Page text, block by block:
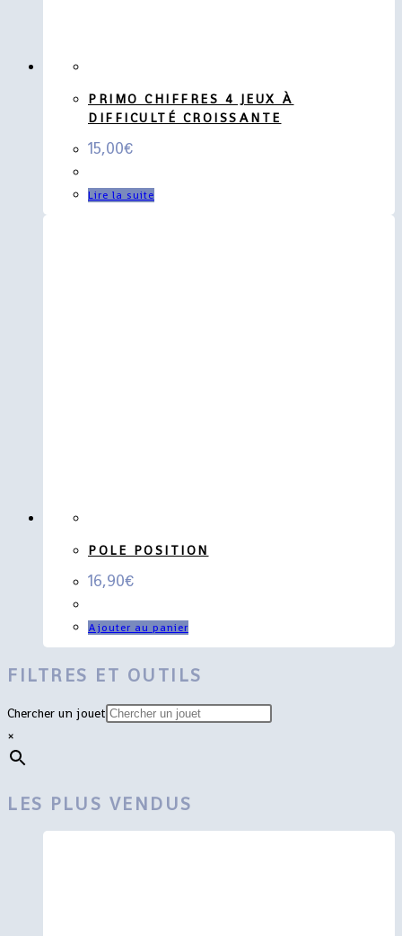
PRIMO CHIFFRES 4 JEUX À
DIFFICULTÉ CROISSANTE
15,00€
Lire la suite
POLE POSITION
16,90€
Ajouter au panier
FILTRES ET OUTILS
Chercher un jouet
×
LES PLUS VENDUS